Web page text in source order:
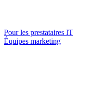
Pour les prestataires IT
Équipes marketing